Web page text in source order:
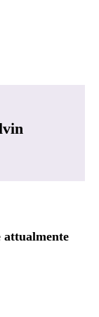
attualmente